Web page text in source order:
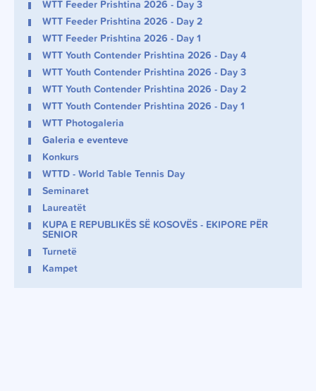
WTT Feeder Prishtina 2026 - Day 3
WTT Feeder Prishtina 2026 - Day 2
WTT Feeder Prishtina 2026 - Day 1
WTT Youth Contender Prishtina 2026 - Day 4
WTT Youth Contender Prishtina 2026 - Day 3
WTT Youth Contender Prishtina 2026 - Day 2
WTT Youth Contender Prishtina 2026 - Day 1
WTT Photogaleria
Galeria e eventeve
Konkurs
WTTD - World Table Tennis Day
Seminaret
Laureatët
KUPA E REPUBLIKËS SË KOSOVËS - EKIPORE PËR
SENIOR
Turnetë
Kampet